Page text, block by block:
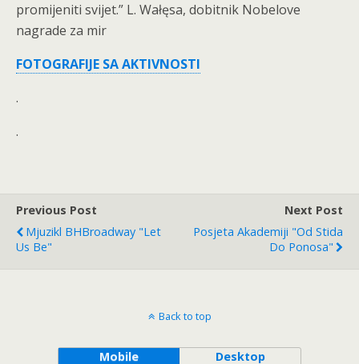
promijeniti svijet.” L. Wałęsa, dobitnik Nobelove
nagrade za mir
FOTOGRAFIJE SA AKTIVNOSTI
.
.
Previous Post
Mjuzikl BHBroadway "Let
Us Be"
Next Post
Posjeta Akademiji "Od Stida
Do Ponosa"
Back to top
Mobile Desktop